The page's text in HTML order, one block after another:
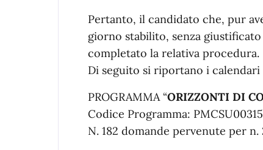
Pertanto, il candidato che, pur
giorno stabilito, senza
completato la relativa procedura.
Di seguito si riportano i
PROGRAMMA “ORIZZONTI DI
Codice Programma:
N. 182 domande pervenute per